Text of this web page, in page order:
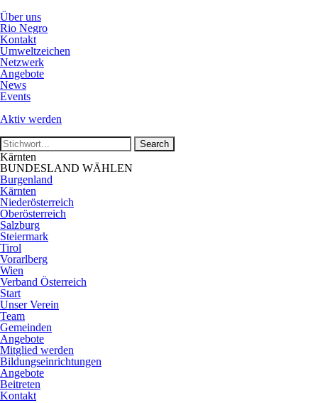
Über uns
Rio Negro
Kontakt
Umweltzeichen
Netzwerk
Angebote
News
Events
Aktiv werden
Kärnten
BUNDESLAND WÄHLEN
Burgenland
Kärnten
Niederösterreich
Oberösterreich
Salzburg
Steiermark
Tirol
Vorarlberg
Wien
Verband Österreich
Start
Unser Verein
Team
Gemeinden
Angebote
Mitglied werden
Bildungseinrichtungen
Angebote
Beitreten
Kontakt